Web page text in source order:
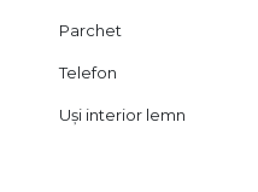
Parchet
Telefon
Uși interior lemn